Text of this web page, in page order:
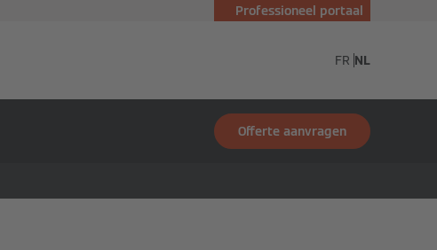
Professioneel portaal
FR NL
Offerte aanvragen